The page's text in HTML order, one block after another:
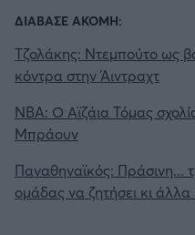
ΔΙΑΒΑΣΕ ΑΚΟΜΗ:
Τζολάκης: Ντεμπούτο ως
κόντρα στην Άιντραχτ
NBA: Ο Αϊζάια Τόμας
Μπράουν
Παναθηναϊκός: Πράσινη...
ομάδας να ζητήσει κι άλλα